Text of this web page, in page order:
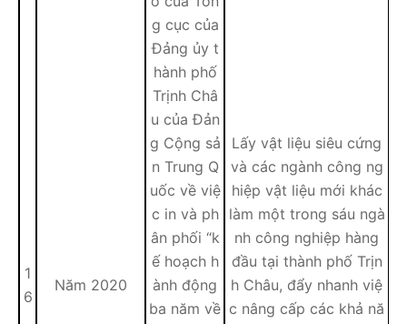
1
6
Năm 2020
g cục của
Đảng ủy t
hành phố
Trịnh Châ
u của Đản
g Cộng sả
n Trung Q
uốc về việ
c in và ph
ân phối “k
ế hoạch h
ành động
ba năm về
Lấy vật liệu siêu cứng
và các ngành công ng
hiệp vật liệu mới khác
làm một trong sáu ngà
nh công nghiệp hàng
đầu tại thành phố Trịn
h Châu, đẩy nhanh việ
c nâng cấp các khả nă